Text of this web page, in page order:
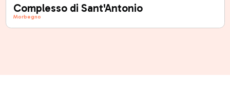
Complesso di Sant'Antonio
Morbegno